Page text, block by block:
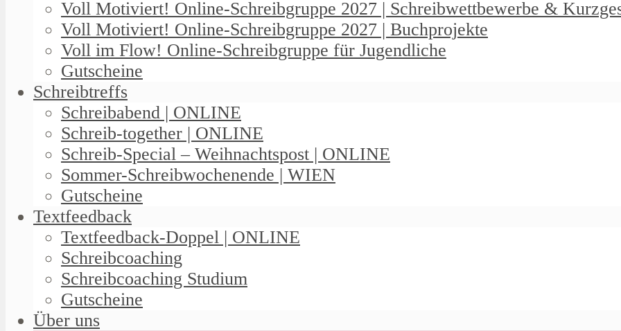
Voll Motiviert! Online-Schreibgruppe 2027 | Schreibwettbewerbe &
Voll Motiviert! Online-Schreibgruppe 2027 | Buchprojekte
Voll im Flow! Online-Schreibgruppe für Jugendliche
Gutscheine
Schreibtreffs
Schreibabend | ONLINE
Schreib-together | ONLINE
Schreib-Special – Weihnachtspost | ONLINE
Sommer-Schreibwochenende | WIEN
Gutscheine
Textfeedback
Textfeedback-Doppel | ONLINE
Schreibcoaching
Schreibcoaching Studium
Gutscheine
Über uns